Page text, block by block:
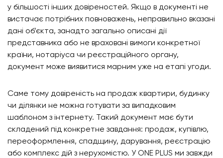
у більшості інших довіреностей. Якщо в документі не
вистачає потрібних повноважень, неправильно вказані
дані об’єкта, занадто загально описані дії
представника або не враховані вимоги конкретної
країни, нотаріуса чи реєстраційного органу,
документ може виявитися марним уже на етапі угоди.
Саме тому довіреність на продаж квартири, будинку
чи ділянки не можна готувати за випадковим
шаблоном з інтернету. Такий документ має бути
складений під конкретне завдання: продаж, купівлю,
переоформлення, спадщину, дарування, реєстрацію
або комплекс дій з нерухомістю. У ONE PLUS ми завжди